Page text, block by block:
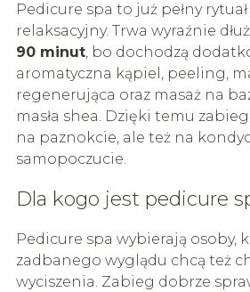
Pedicure spa to już pełny
relaksacyjny. Trwa wyraźnie
90 minut, bo dochodzą
aromatyczna kąpiel, peeling,
regenerująca oraz masaż na
masła shea. Dzięki temu
na paznokcie, ale też na
samopoczucie.
Dla kogo jest pedicure
Pedicure spa wybierają osoby,
zadbanego wyglądu chcą też
wyciszenia. Zabieg dobrze